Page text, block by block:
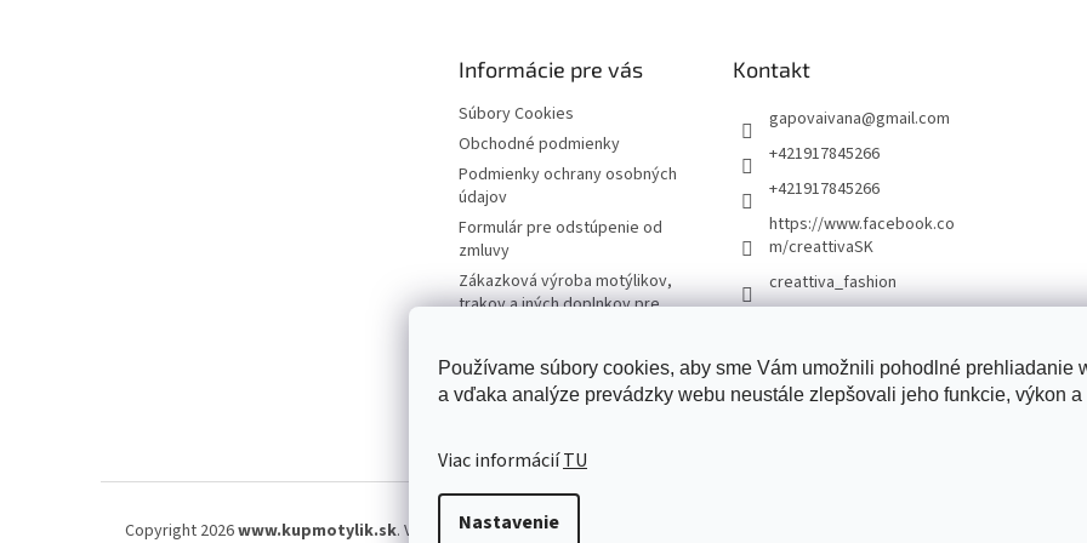
Používame súbory cookies, aby sme Vám umožnili pohodlné prehliadanie
a vďaka analýze prevádzky webu neustále zlepšovali jeho funkcie, výkon
Viac informáciíTU
Nastavenie
Informácie pre vás
Súbory Cookies
Obchodné podmienky
Podmienky ochrany osobných
údajov
Formulár pre odstúpenie od
zmluvy
Zákazková výroba motýlikov,
trakov a iných doplnkov pre
Kontakt
gapovaivana@gmail.com
+421917845266
+421917845266
https://www.facebook.co
m/creattivaSK
creattiva_fashion
Copyright 2026www.kupmotylik.sk. Všetky práva vyhradené.